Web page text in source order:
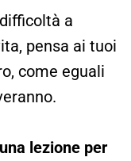
a
pensa ai tuoi
come eguali
lezione per